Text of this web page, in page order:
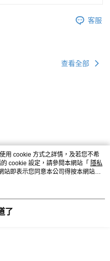
客服
查看全部
用 cookie 方式之詳情，及若您不希
cookie 設定，請參閱本網站「 隱私
站即表示您同意本公司得按本網站使
了